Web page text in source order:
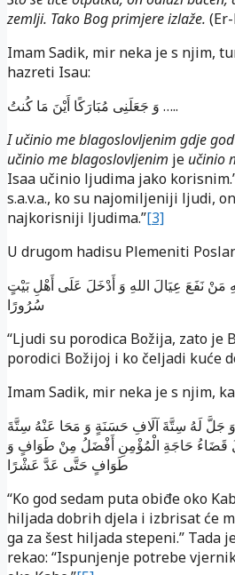
zemlji. Tako Bog primjere izlaže. (Er-
Imam Sadik, mir neka je s njim,
hazreti Isau:
وَ جَعَلَنِى مُبَارَكًا أَيْنَ مَا كُنتُ …..
I učinio me blagoslovljenim gdje
učinio me blagoslovljenim je učinio
Isaa učinio ljudima jako
s.a.v.a., ko su najomiljeniji ljudi,
najkorisniji ljudima.”[3]
U drugom hadisu Plemeniti
مَنْ نَفَعَ عِيَالَ اللهِ وَ أَدْخَلَ عَلَى أَهْلِ بَيْتٍ
سُرُورًا
“Ljudi su porodica Božija, zato
porodici Božijoj i ko čeljadi kuće
Imam Sadik, mir neka je s njim,
جَلَّ لَهُ سِتَّةَ آلَافِ حَسَنَةٍ وَ مَحَا عَنْهُ سِتَّةَ
قَضَاءُ حَاجَةِ الْمُؤْمِنِ أَفْضَلُ مِنْ طَوَافٍ وَ
طَوَافٍ حَتَّى عَدَّ عَشْرًا
“Ko god sedam puta obiđe oko
hiljada dobrih djela i izbrisat će
ga za šest hiljada stepeni.” Tada
rekao: “Ispunjenje potrebe